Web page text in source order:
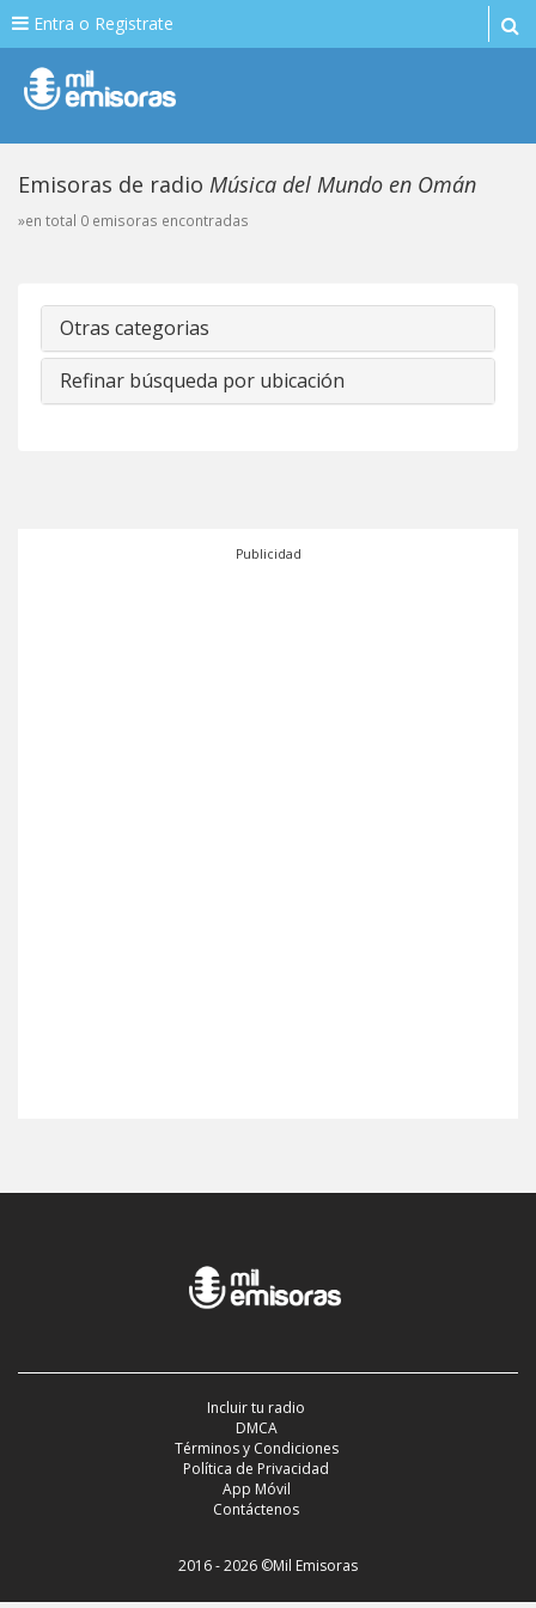
Entra o Registrate
Emisoras de radio Música del Mundo en Omán
»en total 0 emisoras encontradas
Otras categorias
Refinar búsqueda por ubicación
Publicidad
Incluir tu radio
DMCA
Términos y Condiciones
Política de Privacidad
App Móvil
Contáctenos
2016 - 2026 ©Mil Emisoras